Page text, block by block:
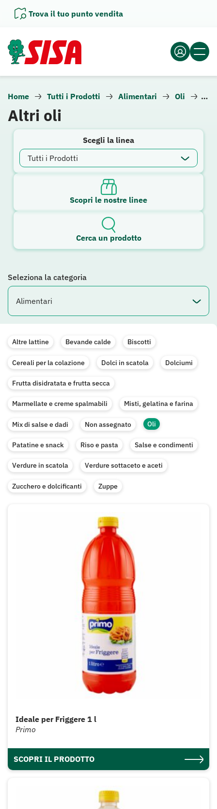
Trova il tuo punto vendita
Home Tutti i Prodotti Alimentari Oli
Altri oli
Scegli la linea
Scopri le nostre linee
Cerca un prodotto
Seleziona la categoria
Altre lattine Bevande calde Biscotti
Cereali per la colazione Dolci in scatola Dolciumi
Frutta disidratata e frutta secca
Marmellate e creme spalmabili Misti, gelatina e farina
Mix di salse e dadi Non assegnato Oli
Patatine e snack Riso e pasta Salse e condimenti
Verdure in scatola Verdure sottaceto e aceti
Zucchero e dolcificanti Zuppe
Ideale per Friggere 1 l
Primo
SCOPRI IL PRODOTTO